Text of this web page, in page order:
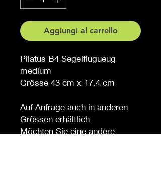
Aggiungi al carrello
Pilatus B4 Segelflugueug
medium
Grösse 43 cm x 17.4 cm
Auf Anfrage auch in anderen
Grössen erhältlich
Möchten Sie eine andere